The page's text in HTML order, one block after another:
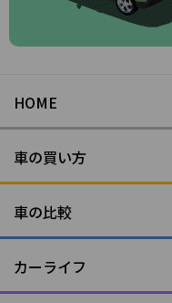
HOME
車の買い方
車の比較
カーライフ